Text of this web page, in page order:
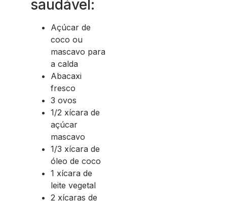
saudável:
Açúcar de
coco ou
mascavo para
a calda
Abacaxi
fresco
3 ovos
1/2 xícara de
açúcar
mascavo
1/3 xícara de
óleo de coco
1 xícara de
leite vegetal
2 xícaras de